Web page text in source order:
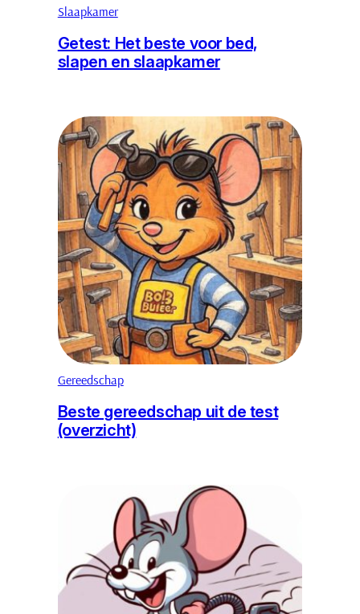
Slaapkamer
Getest: Het beste voor bed,
slapen en slaapkamer
Gereedschap
Beste gereedschap uit de test
(overzicht)